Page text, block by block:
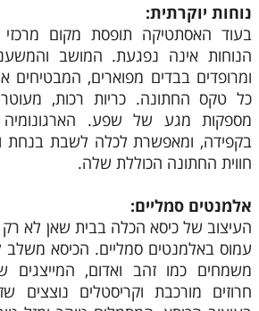
נוחות יוקרתית:
בעוד האסתטיקה תופסת מקום מרכזי
הנוחות אינה נפגעת. המושב
ומרופדים בבדים מפוארים, המבטיחים
כל טקס החתונה. כריות רכות,
מספקות מגע של שפע.
בקפידה, ומאפשרת לכלה לשבת
חווית החתונה הכוללת שלה.
אלמנטים סמליים:
העיצוב של כיסא הכלה בבית שאן לא רק
עמוס באלמנטים סמליים. הכיסא משלב
משמחים כמו זהב ואדום, המייצגים
חרוזים מורכבת וקריסטלים נוצצים